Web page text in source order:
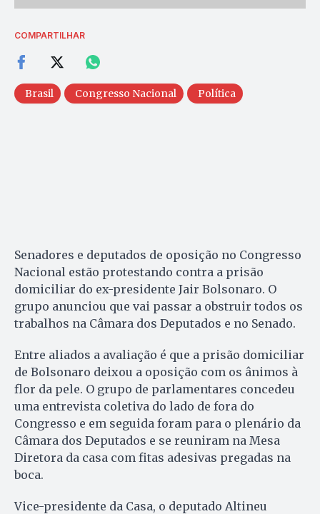
COMPARTILHAR
Brasil Congresso Nacional Política
Senadores e deputados de oposição no Congresso
Nacional estão protestando contra a prisão
domiciliar do ex-presidente Jair Bolsonaro. O
grupo anunciou que vai passar a obstruir todos os
trabalhos na Câmara dos Deputados e no Senado.
Entre aliados a avaliação é que a prisão domiciliar
de Bolsonaro deixou a oposição com os ânimos à
flor da pele. O grupo de parlamentares concedeu
uma entrevista coletiva do lado de fora do
Congresso e em seguida foram para o plenário da
Câmara dos Deputados e se reuniram na Mesa
Diretora da casa com fitas adesivas pregadas na
boca.
Vice-presidente da Casa, o deputado Altineu